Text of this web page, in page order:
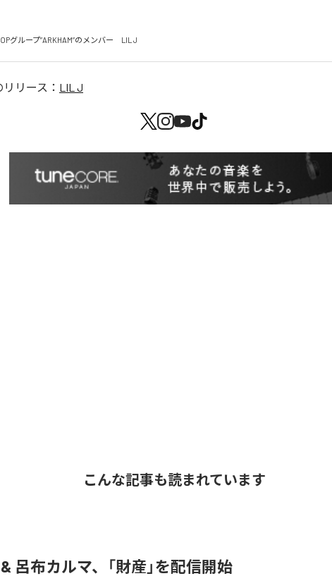
グループ”ARKHAM”のメンバー　LIL J
リース： LIL J
こんな記事も読まれています
呂布カルマ、「財産」を配信開始